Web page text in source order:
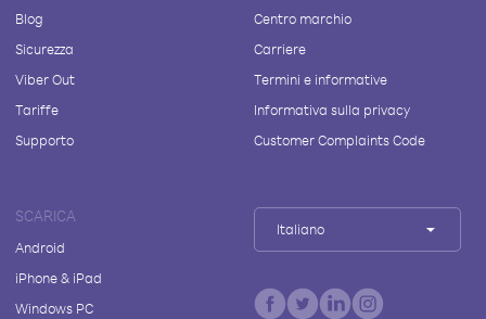
Blog
Sicurezza
Viber Out
Tariffe
Supporto
Centro marchio
Carriere
Termini e informative
Informativa sulla privacy
Customer Complaints Code
SCARICA
Android
iPhone & iPad
Windows PC
Italiano